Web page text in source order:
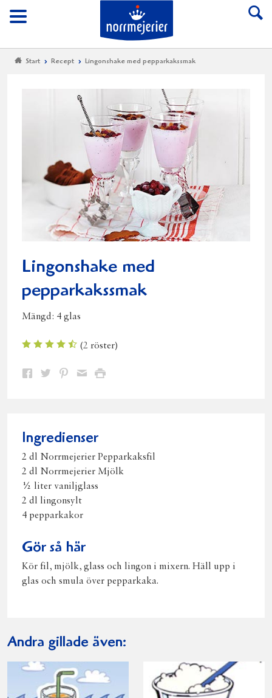
Meny
Till Norrmejerier
Start Recept Lingonshake med pepparkakssmak
Lingonshake med
pepparkakssmak
Mängd: 4 glas
(2 röster)
Dela Dela Dela DelaSkriv
Ingredienser
2 dl Norrmejerier Pepparkaksfil
2 dl Norrmejerier Mjölk
½ liter vaniljglass
2 dl lingonsylt
4 pepparkakor
Gör så här
Kör fil, mjölk, glass och lingon i mixern. Häll upp i
glas och smula över pepparkaka.
Andra gillade även: